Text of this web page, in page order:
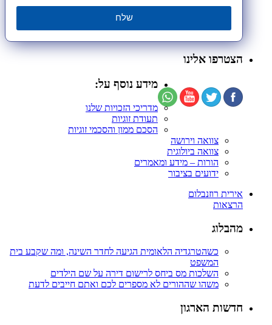
שלח
הצטרפו אלינו
מידע נוסף על:
מדריכי הזכויות שלנו
תעודת זוגיות
הסכם ממון והסכמי זוגיות
צוואה וירושה
צוואה ביולוגית
הורות – מידע ומאמרים
ידועים בציבור
אירית רוזנבלום
הרצאות
מהבלוג
כשהטרגדיה הלאומית הגיעה לחדר השינה, ומה שקבע בית
המשפט
השלכות מס ביחס לרישום דירה על שם הילדים
משהו שההורים לא מספרים לכם ואתם חייבים לדעת
חדשות הארגון